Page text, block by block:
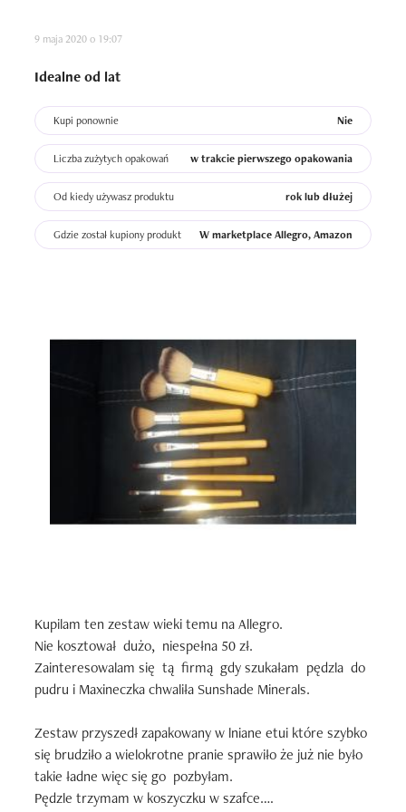
9 maja 2020 o 19:07
Idealne od lat
Kupi ponownie Nie
Liczba zużytych opakowań w trakcie pierwszego opakowania
Od kiedy używasz produktu rok lub dłużej
Gdzie został kupiony produkt W marketplace Allegro, Amazon
Kupilam ten zestaw wieki temu na Allegro.
Nie kosztował  dużo,  niespełna 50 zł.
Zainteresowalam się  tą  firmą  gdy szukałam  pędzla  do
pudru i Maxineczka chwaliła Sunshade Minerals.
Zestaw przyszedł zapakowany w lniane etui które szybko
się brudziło a wielokrotne pranie sprawiło że już nie było
takie ładne więc się go  pozbyłam.
Pędzle trzymam w koszyczku w szafce.